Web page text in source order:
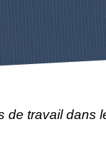
de travail dans